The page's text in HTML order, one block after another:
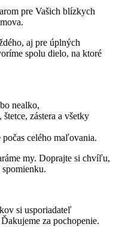
pre Vašich blízkych
aj pre úplných
spolu dielo, na ktoré
nealko,
zástera a všetky
celého maľovania.
my. Doprajte si chvíľu,
si usporiadateľ
za pochopenie.